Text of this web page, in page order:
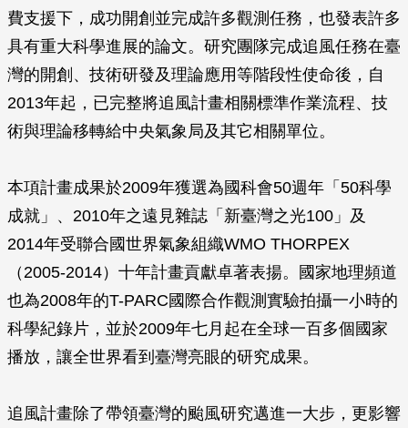
費支援下，成功開創並完成許多觀測任務，也發表許多
具有重大科學進展的論文。研究團隊完成追風任務在臺
灣的開創、技術研發及理論應用等階段性使命後，自
2013年起，已完整將追風計畫相關標準作業流程、技
術與理論移轉給中央氣象局及其它相關單位。
本項計畫成果於2009年獲選為國科會50週年「50科學
成就」、2010年之遠見雜誌「新臺灣之光100」及
2014年受聯合國世界氣象組織WMO THORPEX
（2005-2014）十年計畫貢獻卓著表揚。國家地理頻道
也為2008年的T-PARC國際合作觀測實驗拍攝一小時的
科學紀錄片，並於2009年七月起在全球一百多個國家
播放，讓全世界看到臺灣亮眼的研究成果。
追風計畫除了帶領臺灣的颱風研究邁進一大步，更影響